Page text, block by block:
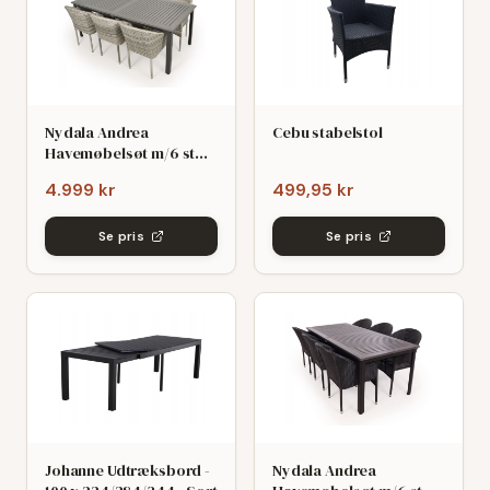
Nydala Andrea
Havemøbelsøt m/6 stole
grø
4.999 kr
Se pris
Cebu stabelstol
499,95 kr
Se pris
Johanne Udtræksbord -
Nydala Andrea